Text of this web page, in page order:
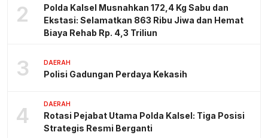
2
Polda Kalsel Musnahkan 172,4 Kg Sabu dan
Ekstasi: Selamatkan 863 Ribu Jiwa dan Hemat
Biaya Rehab Rp. 4,3 Triliun
3 DAERAH
Polisi Gadungan Perdaya Kekasih
4 DAERAH
Rotasi Pejabat Utama Polda Kalsel: Tiga Posisi
Strategis Resmi Berganti